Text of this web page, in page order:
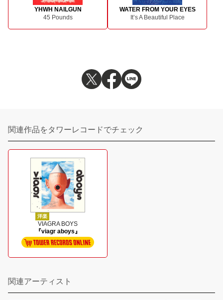
YHWH NAILGUN
45 Pounds
WATER FROM YOUR EYES
It’s A Beautiful Place
関連作品をタワーレコードでチェック
洋楽
VIAGRA BOYS
『viagr aboys』
関連アーティスト